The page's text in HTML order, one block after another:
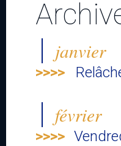
janvier
>>>>
février
>>>>